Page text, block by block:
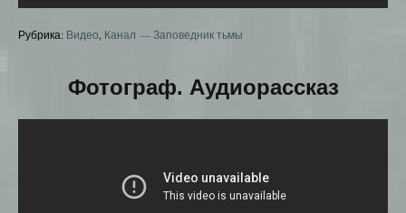
Рубрика: Видео Канал — Заповедник тьмы
Фотограф. Аудиорассказ